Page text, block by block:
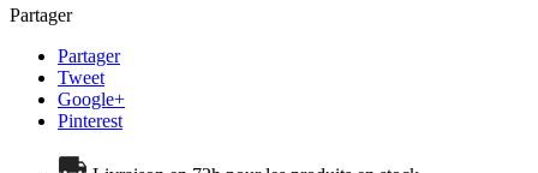
Partager
Partager
Tweet
Google+
Pinterest